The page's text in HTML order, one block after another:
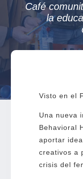
Café
la
Visto en el
Una nueva
Behavioral
aportar
creativos a
crisis del